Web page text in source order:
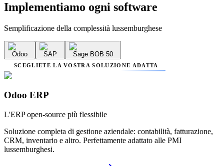
Implementiamo ogni software
Semplificazione della complessità lussemburghese
Odoo SAP Sage BOB 50
SCEGLIETE LA VOSTRA SOLUZIONE ADATTA
Odoo ERP
L'ERP open-source più flessibile
Soluzione completa di gestione aziendale: contabilità, fatturazione,
CRM, inventario e altro. Perfettamente adattato alle PMI
lussemburghesi.